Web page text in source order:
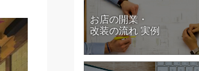
お店の開業・
改装の流れ 実例